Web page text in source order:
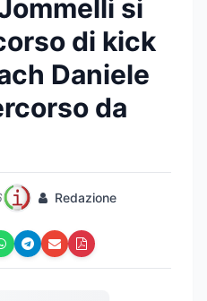
si
di kick
Daniele
da
Redazione